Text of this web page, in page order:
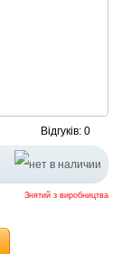
Відгуків: 0
Знятий з виробництва